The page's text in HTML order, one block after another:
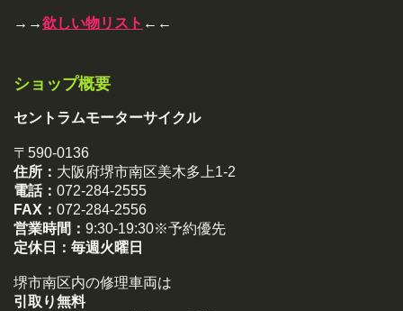
→→欲しい物リスト ←←
ショップ概要
セントラムモーターサイクル
〒590-0136
住所： 大阪府堺市南区美木多上1-2
電話： 072-284-2555
FAX： 072-284-2556
営業時間： 9:30-19:30※予約優先
定休日： 毎週火曜日
堺市南区内の修理車両は
引取り無料